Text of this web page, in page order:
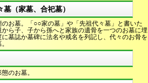
墓（家墓、合祀墓）
お墓。「○○家の墓」や「先祖代々墓」と書いた
ら子、子から孫へと家族の遺骨を一つのお墓に埋
墓誌か墓碑に法名や戒名を列記し、代々のお骨を
のお墓。